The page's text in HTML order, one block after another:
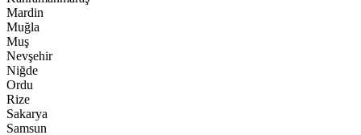
Mardin
Muğla
Muş
Nevşehir
Niğde
Ordu
Rize
Sakarya
Samsun